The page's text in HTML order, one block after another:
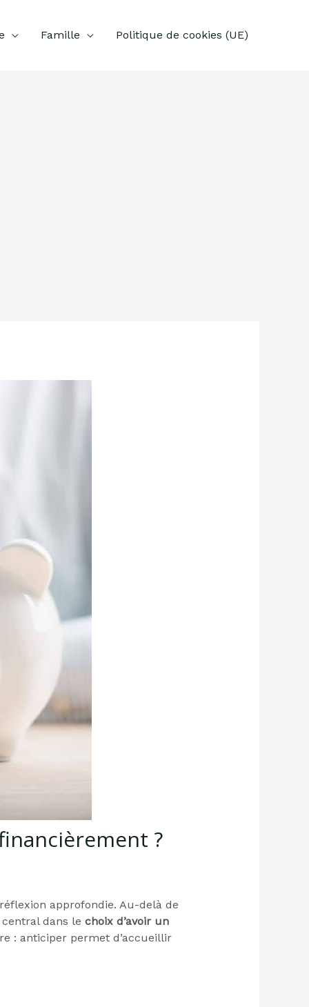
Famille Politique de cookies (UE)
?
approfondie. Au-delà de
dans le choix d’avoir un
: anticiper permet d’accueillir